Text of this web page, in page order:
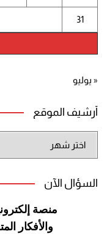
31
« يوليو
أرشيف الموقع
الموقع
السؤال الآن
منصة
والأفكار